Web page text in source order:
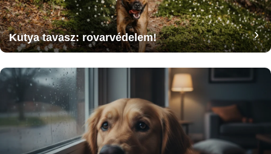
Kutya tavasz: rovarvédelem!